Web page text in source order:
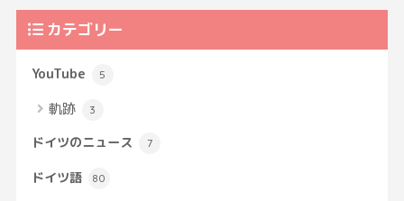
カテゴリー
YouTube 5
軌跡 3
ドイツのニュース 7
ドイツ語 80